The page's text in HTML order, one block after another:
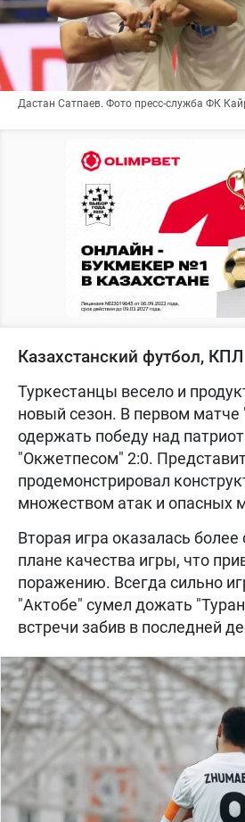
Дастан Сатпаев. Фото пресс-служба ФК
Казахстанский футбол, КПЛ
Туркестанцы весело и
новый сезон. В первом матче
одержать победу над
"Окжетпесом" 2:0.
продемонстрировал
множеством атак и опасных
Вторая игра оказалась
плане качества игры, что
поражению. Всегда сильно
"Актобе" сумел дожать
встречи забив в последней